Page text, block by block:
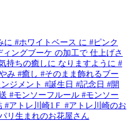
#ホワイトベース に #ピンク
ングブーケ の加工で 仕上げさ
持ちの癒しに なりますように #
み #癒し #そのまま飾れるブー
ジメント #誕生日 #記念日 #開
#モンソーフルール #モンソー
アトレ川崎1Ｆ #アトレ川崎のお
リ生まれのお花屋さん